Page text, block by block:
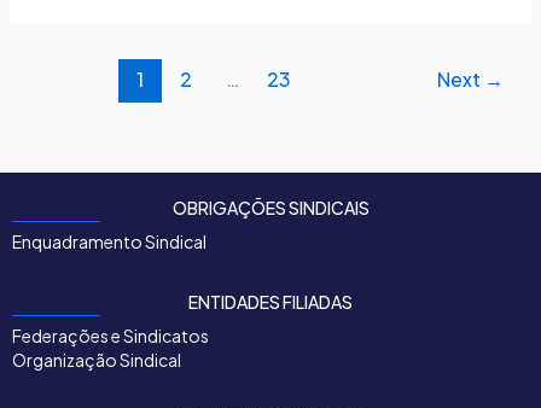
1 2 23 Next →
OBRIGAÇÕES SINDICAIS
Enquadramento Sindical
ENTIDADES FILIADAS
Federações e Sindicatos
Organização Sindical